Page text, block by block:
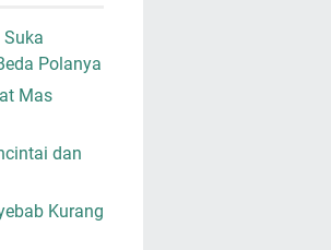
Polanya
Mas
dan
Kurang